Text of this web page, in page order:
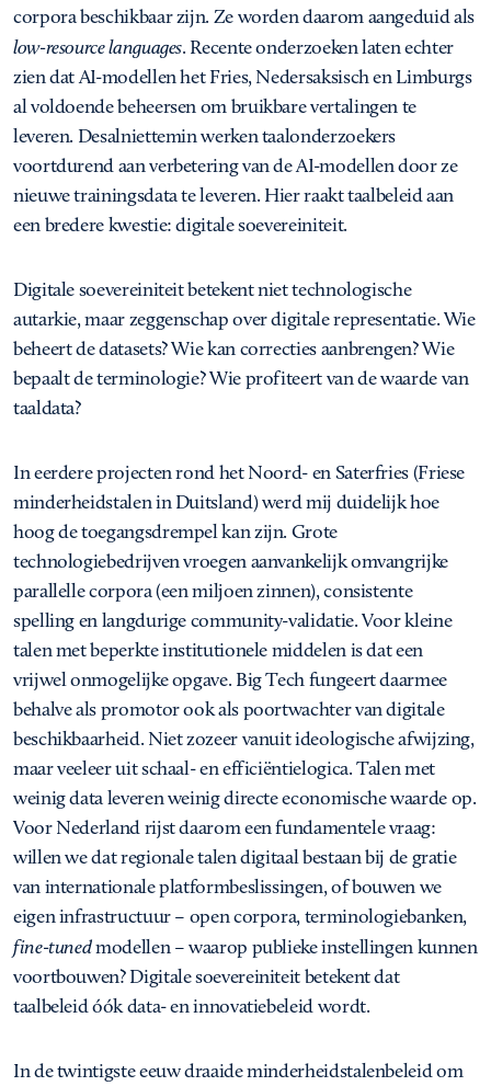
corpora beschikbaar zijn. Ze worden daarom aangeduid als
low-resource languages. Recente onderzoeken laten echter
zien dat AI-modellen het Fries, Nedersaksisch en Limburgs
al voldoende beheersen om bruikbare vertalingen te
leveren. Desalniettemin werken taalonderzoekers
voortdurend aan verbetering van de AI-modellen door ze
nieuwe trainingsdata te leveren. Hier raakt taalbeleid aan
een bredere kwestie: digitale soevereiniteit.
Digitale soevereiniteit betekent niet technologische
autarkie, maar zeggenschap over digitale representatie. Wie
beheert de datasets? Wie kan correcties aanbrengen? Wie
bepaalt de terminologie? Wie profiteert van de waarde van
taaldata?
In eerdere projecten rond het Noord- en Saterfries (Friese
minderheidstalen in Duitsland) werd mij duidelijk hoe
hoog de toegangsdrempel kan zijn. Grote
technologiebedrijven vroegen aanvankelijk omvangrijke
parallelle corpora (een miljoen zinnen), consistente
spelling en langdurige community-validatie. Voor kleine
talen met beperkte institutionele middelen is dat een
vrijwel onmogelijke opgave. Big Tech fungeert daarmee
behalve als promotor ook als poortwachter van digitale
beschikbaarheid. Niet zozeer vanuit ideologische afwijzing,
maar veeleer uit schaal- en efficiëntielogica. Talen met
weinig data leveren weinig directe economische waarde op.
Voor Nederland rijst daarom een fundamentele vraag:
willen we dat regionale talen digitaal bestaan bij de gratie
van internationale platformbeslissingen, of bouwen we
eigen infrastructuur – open corpora, terminologiebanken,
fine-tunedmodellen – waarop publieke instellingen kunnen
voortbouwen? Digitale soevereiniteit betekent dat
taalbeleid óók data- en innovatiebeleid wordt.
In de twintigste eeuw draaide minderheidstalenbeleid om